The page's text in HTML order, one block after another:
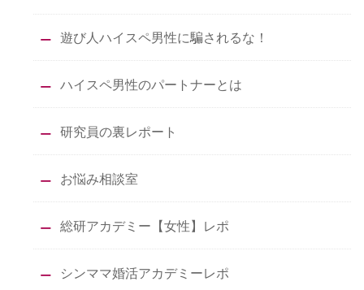
遊び人ハイスペ男性に騙されるな！
ハイスペ男性のパートナーとは
研究員の裏レポート
お悩み相談室
総研アカデミー【女性】レポ
シンママ婚活アカデミーレポ